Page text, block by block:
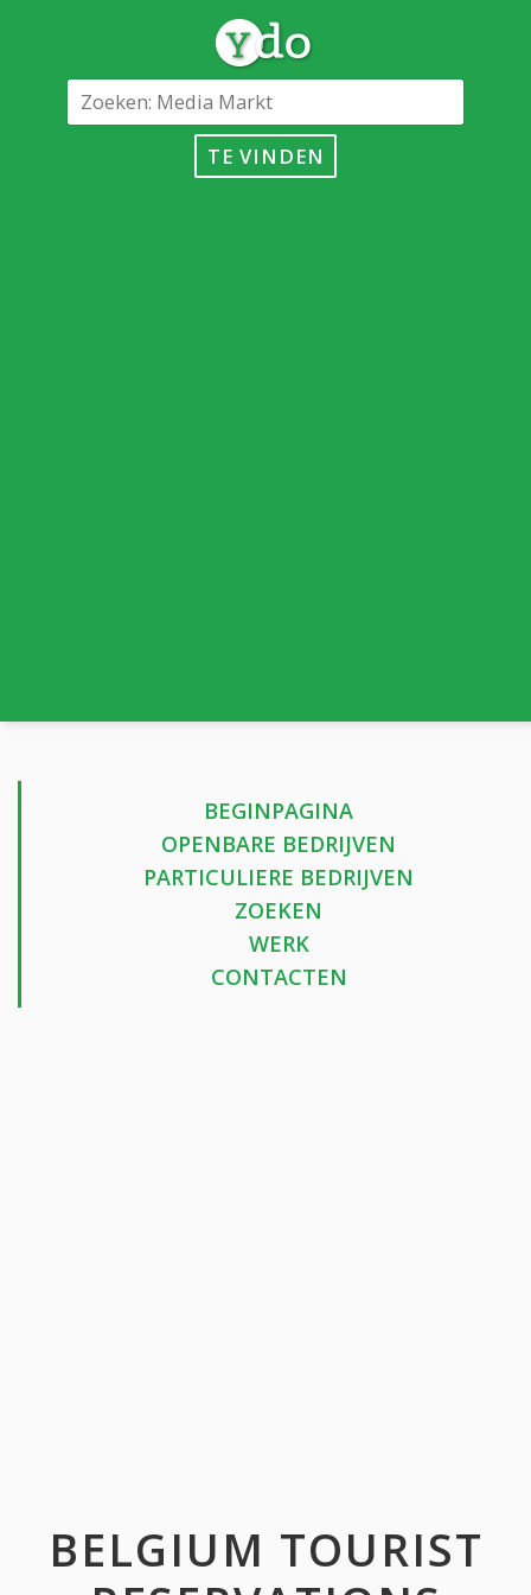
TE VINDEN
BEGINPAGINA
OPENBARE BEDRIJVEN
PARTICULIERE BEDRIJVEN
ZOEKEN
WERK
CONTACTEN
BELGIUM TOURIST